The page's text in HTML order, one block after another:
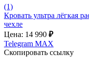
(1)
Кровать ультра лёгкая
чехле
Цена: 14 990 ₽
Telegram MAX
Скопировать ссылку